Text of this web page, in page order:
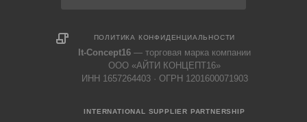
ПОЛИТИКА КОНФИДЕНЦИАЛЬНОСТИ
It-Concept16 — торговая марка компании
ООО «АЙТИ КОНЦЕПТ16»
ИНН 1657264403 · ОГРН 1201600071903
INTERNATIONAL SUPPLIER PARTNERSHIP